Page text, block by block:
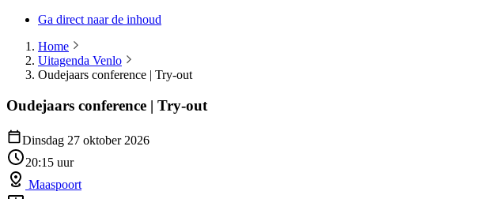
Ga direct naar de inhoud
Home
Uitagenda Venlo
Oudejaars conference | Try-out
Oudejaars conference | Try-out
Dinsdag 27 oktober 2026
20:15 uur
Maaspoort